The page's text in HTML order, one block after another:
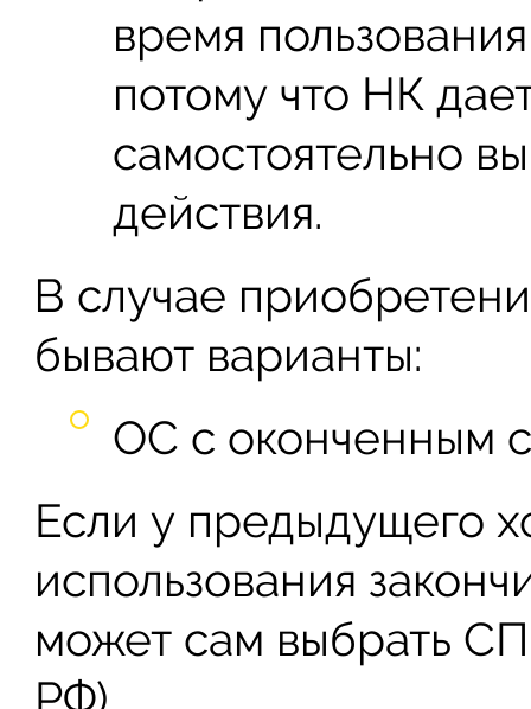
время
потому что НК
самостоятельно
действия.
В случае
бывают варианты:
ОС с оконченным
Если у предыдущего
использования
может сам выбрать